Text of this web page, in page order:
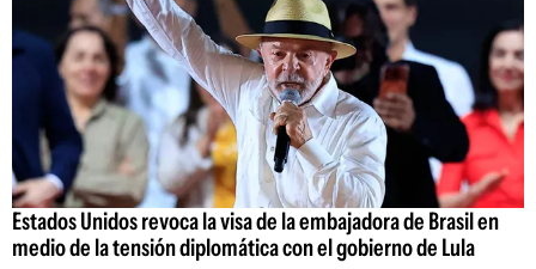
Estados Unidos revoca la visa de la embajadora de Brasil en
medio de la tensión diplomática con el gobierno de Lula